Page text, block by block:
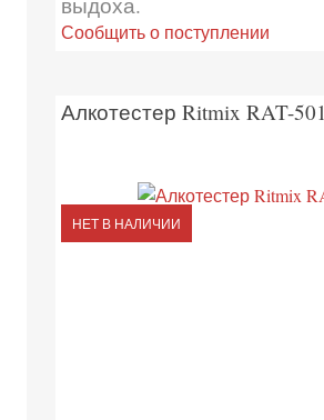
Сообщить о поступлении
Алкотестер Ritmix RAT-501
НЕТ В НАЛИЧИИ